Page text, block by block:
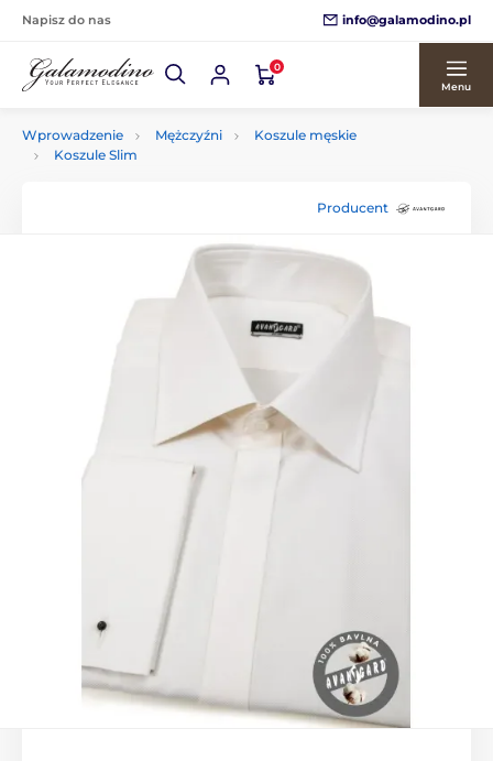
Napisz do nas info@galamodino.pl
0
Menu
Wprowadzenie Mężczyźni
Koszule męskie
Koszule Slim
Producent